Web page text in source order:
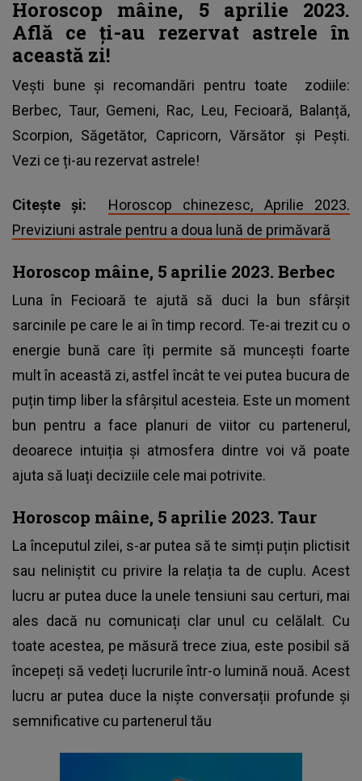
Horoscop mâine, 5 aprilie 2023.
Află ce ți-au rezervat astrele în
această zi!
Vești bune și recomandări pentru toate zodiile:
Berbec, Taur, Gemeni, Rac, Leu, Fecioară, Balanță,
Scorpion, Săgetător, Capricorn, Vărsător și Pești.
Vezi ce ți-au rezervat astrele!
Citește și: Horoscop chinezesc, Aprilie 2023.
Previziuni astrale pentru a doua lună de primăvară
Horoscop mâine, 5 aprilie 2023. Berbec
Luna în Fecioară te ajută să duci la bun sfârșit
sarcinile pe care le ai în timp record. Te-ai trezit cu o
energie bună care îți permite să muncești foarte
mult în această zi, astfel încât te vei putea bucura de
puțin timp liber la sfârșitul acesteia. Este un moment
bun pentru a face planuri de viitor cu partenerul,
deoarece intuiția și atmosfera dintre voi vă poate
ajuta să luați deciziile cele mai potrivite.
Horoscop mâine, 5 aprilie 2023. Taur
La începutul zilei, s-ar putea să te simți puțin plictisit
sau neliniștit cu privire la relația ta de cuplu. Acest
lucru ar putea duce la unele tensiuni sau certuri, mai
ales dacă nu comunicați clar unul cu celălalt. Cu
toate acestea, pe măsură trece ziua, este posibil să
începeți să vedeți lucrurile într-o lumină nouă. Acest
lucru ar putea duce la niște conversații profunde și
semnificative cu partenerul tău